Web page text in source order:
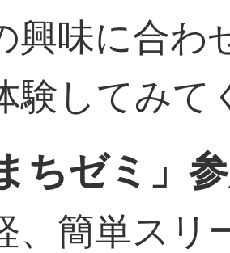
興味に合わ
験してみて
ちゼミ」
、簡単スリ